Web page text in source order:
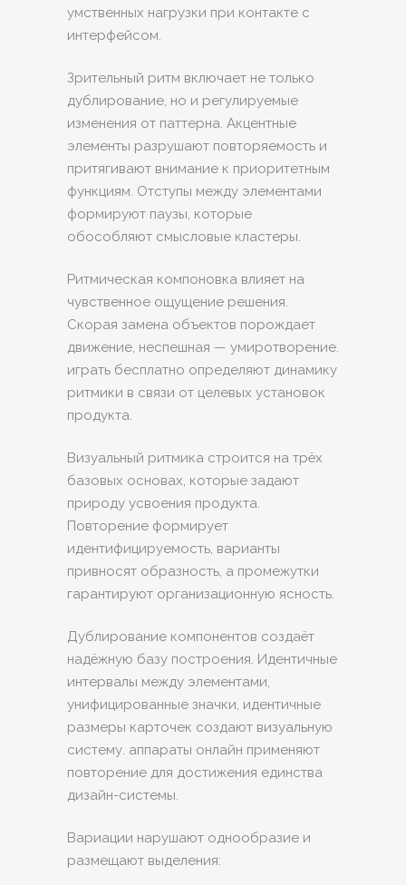
умственных нагрузки при контакте с
интерфейсом.
Зрительный ритм включает не только
дублирование, но и регулируемые
изменения от паттерна. Акцентные
элементы разрушают повторяемость и
притягивают внимание к приоритетным
функциям. Отступы между элементами
формируют паузы, которые
обособляют смысловые кластеры.
Ритмическая компоновка влияет на
чувственное ощущение решения.
Скорая замена объектов порождает
движение, неспешная — умиротворение.
играть бесплатно определяют динамику
ритмики в связи от целевых установок
продукта.
Визуальный ритмика строится на трёх
базовых основах, которые задают
природу усвоения продукта.
Повторение формирует
идентифицируемость, варианты
привносят образность, а промежутки
гарантируют организационную ясность.
Дублирование компонентов создаёт
надёжную базу построения. Идентичные
интервалы между элементами,
унифицированные значки, идентичные
размеры карточек создают визуальную
систему. аппараты онлайн применяют
повторение для достижения единства
дизайн-системы.
Вариации нарушают однообразие и
размещают выделения: